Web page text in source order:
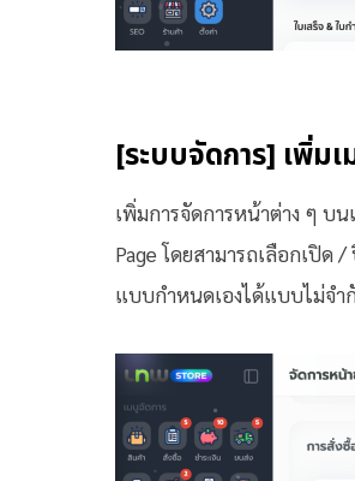
[ระบบจัดการ] เพิ่ม
เพิ่มการจัดการหน้าต่าง ๆ บ
Page โดยสามารถเลือกเปิ
แบบกำหนดเองได้แบบไม่จำ